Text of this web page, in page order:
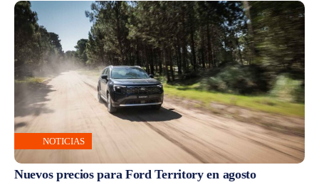
NOTICIAS
Nuevos precios para Ford Territory en agosto